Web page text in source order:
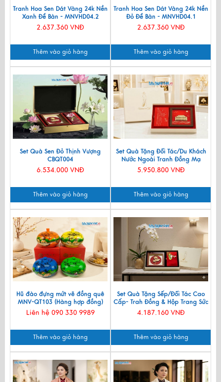
Tranh Hoa Sen Dát Vàng 24k Nền
Xanh Để Bàn - MNVHD04.2
2.637.360 VNĐ
Thêm vào giỏ hàng
Tranh Hoa Sen Dát Vàng 24k Nền
Đỏ Để Bàn - MNVHD04.1
2.637.360 VNĐ
Thêm vào giỏ hàng
Set Quà Sen Đỏ Thịnh Vượng
CBQT004
6.534.000 VNĐ
Thêm vào giỏ hàng
Set Quà Tặng Đối Tác/Du Khách
Nước Ngoài Tranh Đồng Mạ
Vàng 24k & Hộp Trang Sức Sơn
5.950.800 VNĐ
Thêm vào giỏ hàng
Hũ đào đựng mứt vẽ đồng quê
MNV-QT103 (Hàng hợp đồng)
Liên hệ 090 330 9989
Thêm vào giỏ hàng
Set Quà Tặng Sếp/Đối Tác Cao
Cấp- Trah Đồng & Hộp Trang Sức
Sơn Mài CBQT004
4.187.160 VNĐ
Thêm vào giỏ hàng